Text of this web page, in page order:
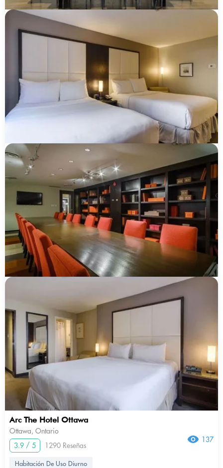
Arc The Hotel Ottawa
Ottawa, Ontario
3.9 / 5
1290 Reseñas
137
Habitación De Uso Diurno